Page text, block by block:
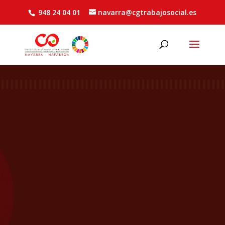
948 24 04 01 navarra@cgtrabajosocial.es